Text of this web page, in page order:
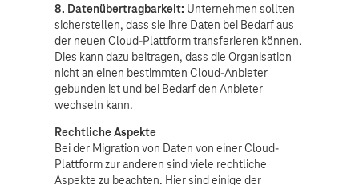
8. Datenübertragbarkeit: Unternehmen sollten
sicherstellen, dass sie ihre Daten bei Bedarf aus
der neuen Cloud-Plattform transferieren können.
Dies kann dazu beitragen, dass die Organisation
nicht an einen bestimmten Cloud-Anbieter
gebunden ist und bei Bedarf den Anbieter
wechseln kann.
Rechtliche Aspekte
Bei der Migration von Daten von einer Cloud-
Plattform zur anderen sind viele rechtliche
Aspekte zu beachten. Hier sind einige der